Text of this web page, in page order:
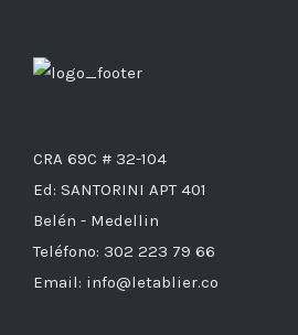
CRA 69C # 32-104
Ed: SANTORINI APT 401
Belén - Medellin
Teléfono: 302 223 79 66
Email: info@letablier.co